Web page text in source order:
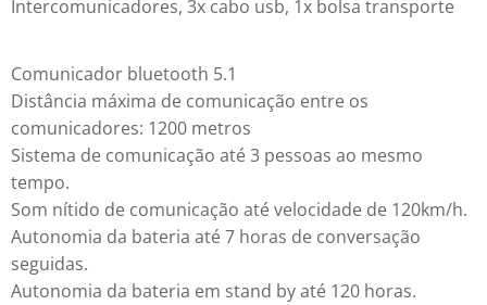
Intercomunicadores, 3x cabo usb, 1x bolsa transporte
Comunicador bluetooth 5.1
Distância máxima de comunicação entre os
comunicadores: 1200 metros
Sistema de comunicação até 3 pessoas ao mesmo
tempo.
Som nítido de comunicação até velocidade de 120km/h.
Autonomia da bateria até 7 horas de conversação
seguidas.
Autonomia da bateria em stand by até 120 horas.